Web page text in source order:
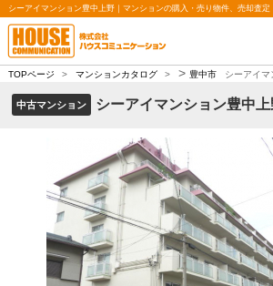
TOPページ > マンションカタログ > > 豊中市 シーアイ
中古マンション シーアイマンション豊中上